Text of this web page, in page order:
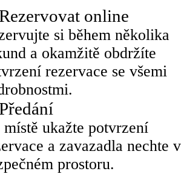
online
si během několika
a okamžitě obdržíte
rezervace se všemi
místě ukažte potvrzení
a zavazadla nechte v
prostoru.